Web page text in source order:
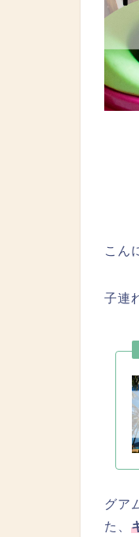
こん
子連
グア
た、